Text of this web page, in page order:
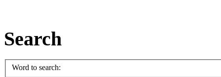
Search
Word to search: